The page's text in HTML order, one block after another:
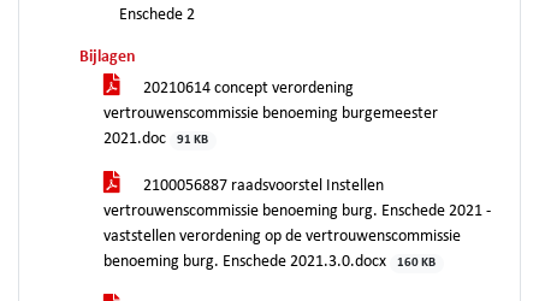
Enschede 2
Bijlagen
20210614 concept verordening
vertrouwenscommissie benoeming burgemeester
2021.doc
91 KB
2100056887 raadsvoorstel Instellen
vertrouwenscommissie benoeming burg. Enschede 2021 -
vaststellen verordening op de vertrouwenscommissie
benoeming burg. Enschede 2021.3.0.docx
160 KB